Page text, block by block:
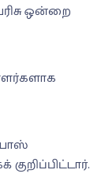
ஒன்றை